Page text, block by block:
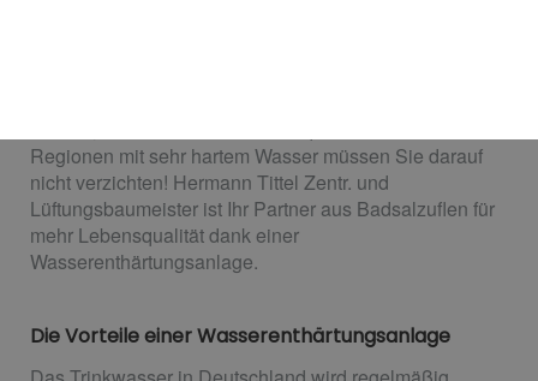
Regionen mit sehr hartem Wasser müssen Sie darauf
nicht verzichten! Hermann Tittel Zentr. und
Lüftungsbaumeister ist Ihr Partner aus Badsalzuflen für
mehr Lebensqualität dank einer
Wasserenthärtungsanlage.
Die Vorteile einer Wasserenthärtungsanlage